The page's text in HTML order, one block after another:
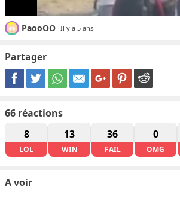
PaooOO Il y a 5 ans
Partager
66 réactions
8
LOL
13
WIN
36
FAIL
0
OMG
A voir